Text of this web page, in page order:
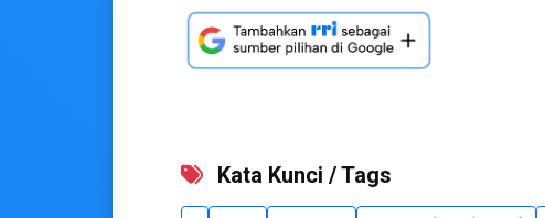
Kata Kunci / Tags